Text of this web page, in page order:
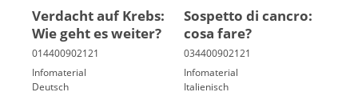
Ver­dacht auf Krebs:
Wie geht es wei­ter?
Infomaterial
Deutsch
So­spetto di cancro:
co­sa fare?
Infomaterial
Italienisch